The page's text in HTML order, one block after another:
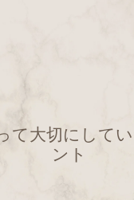
て大切にして
ント